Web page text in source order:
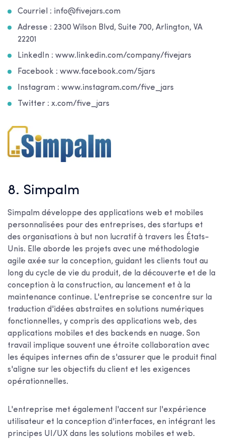
Courriel : info@fivejars.com
Adresse : 2300 Wilson Blvd, Suite 700, Arlington, VA
22201
LinkedIn : www.linkedin.com/company/fivejars
Facebook : www.facebook.com/5jars
Instagram : www.instagram.com/five_jars
Twitter : x.com/five_jars
8. Simpalm
Simpalm développe des applications web et mobiles
personnalisées pour des entreprises, des startups et
des organisations à but non lucratif à travers les États-
Unis. Elle aborde les projets avec une méthodologie
agile axée sur la conception, guidant les clients tout au
long du cycle de vie du produit, de la découverte et de la
conception à la construction, au lancement et à la
maintenance continue. L'entreprise se concentre sur la
traduction d'idées abstraites en solutions numériques
fonctionnelles, y compris des applications web, des
applications mobiles et des backends en nuage. Son
travail implique souvent une étroite collaboration avec
les équipes internes afin de s'assurer que le produit final
s'aligne sur les objectifs du client et les exigences
opérationnelles.
L'entreprise met également l'accent sur l'expérience
utilisateur et la conception d'interfaces, en intégrant les
principes UI/UX dans les solutions mobiles et web.